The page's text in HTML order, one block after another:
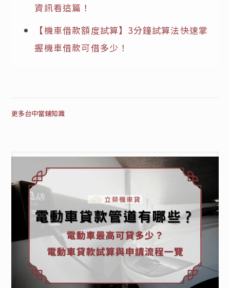
資訊看這篇！
【機車借款額度試算】3分鐘試算法快速掌
握機車借款可借多少！
更多台中當鋪知識